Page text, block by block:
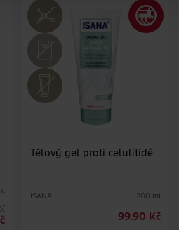
Tělový gel proti celulitidě
ISANA 200 ml
99.90 Kč